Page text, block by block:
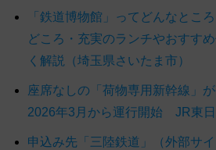
「鉄道博物館」ってどんなとこ
どころ・充実のランチやおすす
く解説（埼玉県さいたま市）
座席なしの「荷物専用新幹線」
2026年3月から運行開始 JR東
申込み先「三陸鉄道」（外部サイ